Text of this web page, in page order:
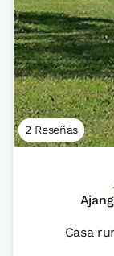
2 Reseñas
Casa